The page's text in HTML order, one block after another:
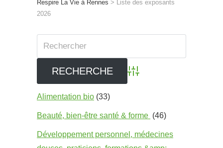
Respire La Vie à Rennes > Liste des exposants
2026
Advanced Search
Alimentation bio (33)
Beauté, bien-être santé & forme (46)
Développement personnel, médecines